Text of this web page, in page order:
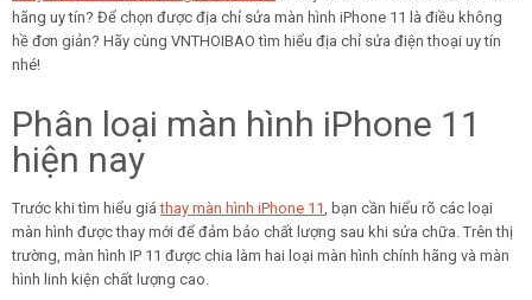
hãng uy tín? Để chọn được địa chỉ sửa màn hình iPhone 11 là điều không
hề đơn giản? Hãy cùng VNTHOIBAO tìm hiểu địa chỉ sửa điện thoại uy tín
nhé!
Phân loại màn hình iPhone 11
hiện nay
Trước khi tìm hiểu giáthay màn hình iPhone 11
, bạn cần hiểu rõ các loại
màn hình được thay mới để đảm bảo chất lượng sau khi sửa chữa. Trên thị
trường, màn hình IP 11 được chia làm hai loại màn hình chính hãng và màn
hình linh kiện chất lượng cao.